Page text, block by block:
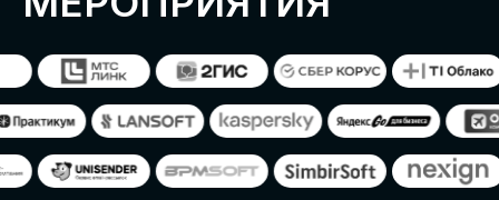
ОСТАВИТЬ
ЗАЯВКУ
Оставьте заявку, наши менеджеры